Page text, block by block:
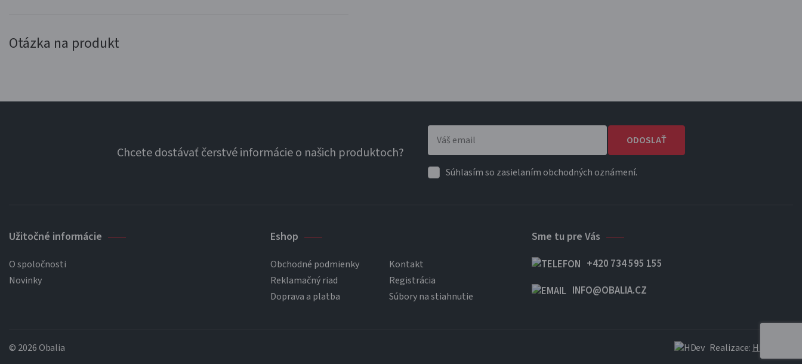
Otázka na produkt
Chcete dostávať čerstvé informácie o našich produktoch?
ODOSLAŤ
Súhlasím so zasielaním obchodných oznámení.
Užitočné informácie
O spoločnosti
Novinky
Eshop
Obchodné podmienky
Kontakt
Reklamačný riad
Registrácia
Doprava a platba
Súbory na stiahnutie
Sme tu pre Vás
+420 734 595 155
INFO@OBALIA.CZ
© 2026 Obalia Realizace: HDev s.r.o.